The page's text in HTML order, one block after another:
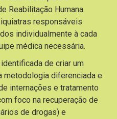
Reabilitação Humana.
responsáveis
individualmente à cada
médica necessária.
de criar um
metodologia diferenciada e
internações e tratamento
foco na recuperação de
de drogas) e